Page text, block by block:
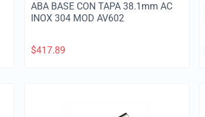
ABA BASE CON TAPA 38.1mm AC
INOX 304 MOD AV602
$417.89